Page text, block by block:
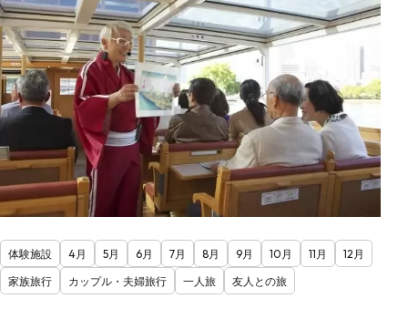
体験施設 4月 5月 6月 7月 8月 9月 10月 11月
12月
家族旅行
カップル・夫婦旅行 一人旅 友人との旅